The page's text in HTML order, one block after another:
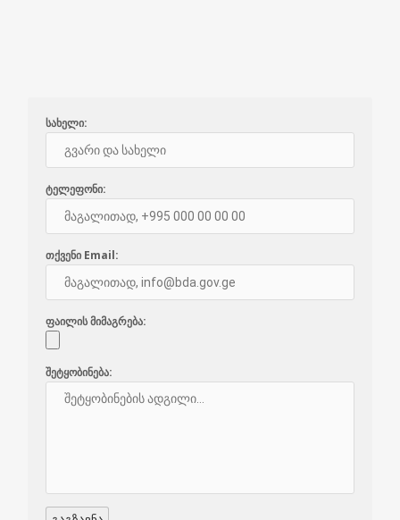
სახელი:
ტელეფონი:
თქვენი Email:
ფაილის მიმაგრება:
შეტყობინება: